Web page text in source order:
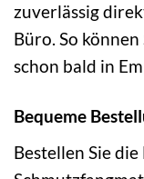
zuverlässig
Büro. So
schon bald in
Bequeme
Bestellen Sie